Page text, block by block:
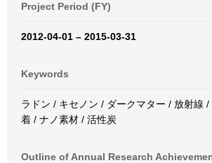
Project Period (FY)
2012-04-01 – 2015-03-31
Keywords
ラドン / キセノン / ダークマター / 放射線 /
着 / ナノ素材 / 活性炭
Outline of Annual Research